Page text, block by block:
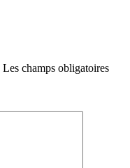
Les champs obligatoires